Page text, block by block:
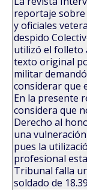
reportaje sobre
y oficiales
despido
utilizó el folleto
texto original
militar
considerar que
En la presente
considera que
Derecho al
una
pues la
profesional
Tribunal falla
soldado de